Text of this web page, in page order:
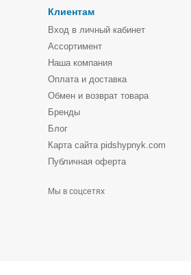
Клиентам
Вход в личный кабинет
Ассортимент
Наша компания
Оплата и доставка
Обмен и возврат товара
Бренды
Блог
Карта сайта pidshypnyk.com
Публичная оферта
Мы в соцсетях